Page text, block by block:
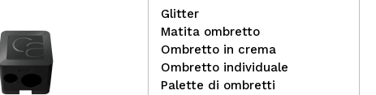
Glitter
Matita ombretto
Ombretto in crema
Ombretto individuale
Palette di ombretti